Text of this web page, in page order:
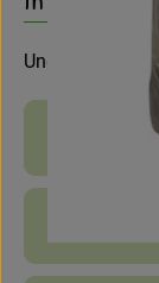
Ungewürzter